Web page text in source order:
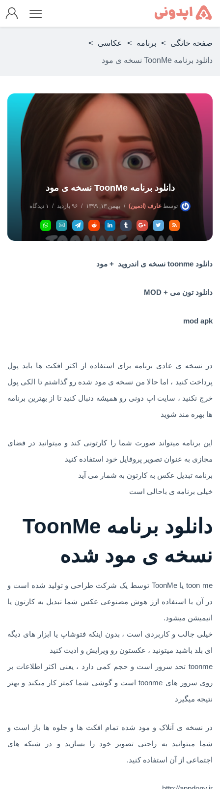
صفحه خانگی > برنامه > عکاسی >
دانلود برنامه ToonMe نسخه ی مود
دانلود برنامه ToonMe نسخه ی مود
توسط عارف (ادمین) بهمن ۱۳, ۱۳۹۹ ۹۶ بازدید ۱ دیدگاه
دانلود toonme نسخه ی اندروید + مود
دانلود تون می + MOD
mod apk
در نسخه ی عادی برنامه برای استفاده از اکثر افکت ها باید پول
پرداخت کنید ، اما حالا من نسخه ی مود شده رو گذاشتم تا الکی پول
خرج نکنید ، سایت اپ دونی رو همیشه دنبال کنید تا از بهترین برنامه
ها بهره مند شوید
این برنامه میتواند صورت شما را کارتونی کند و میتوانید در فضای
مجازی به عنوان تصویر پروفایل خود استفاده کنید
برنامه تبدیل عکس به کارتون به شمار می آید
خیلی برنامه ی باحالی است
دانلود برنامه ToonMe
نسخه ی مود شده
toon me یا ToonMe توسط یک شرکت طراحی و تولید شده است و
در آن با استفاده ازز هوش مصنوعی عکس شما تبدیل به کارتون یا
انیمیشن میشود.
خیلی جالب و کاربردی است ، بدون اینکه فتوشاپ یا ابزار های دیگه
ای بلد باشید میتونید ، عکستون رو ویرایش و ادیت کنید
toonme تحد سرور است و حجم کمی دارد ، یعنی اکثر اطلاعات بر
روی سرور های toonme است و گوشی شما کمتر کار میکند و بهتر
نتیجه میگیرد
در نسخه ی آنلاک و مود شده تمام افکت ها و جلوه ها باز است و
شما میتوانید به راحتی تصویر خود را بسازید و در شبکه های
اجتماعی از آن استفاده کنید.